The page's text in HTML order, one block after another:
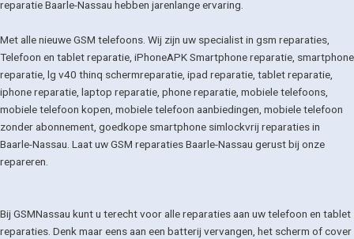
reparatie Baarle-Nassau hebben jarenlange ervaring.
Met alle nieuwe GSM telefoons. Wij zijn uw specialist in gsm reparaties,
Telefoon en tablet reparatie, iPhoneAPK Smartphone reparatie, smartphone
reparatie, lg v40 thinq schermreparatie, ipad reparatie, tablet reparatie,
iphone reparatie, laptop reparatie, phone reparatie, mobiele telefoons,
mobiele telefoon kopen, mobiele telefoon aanbiedingen, mobiele telefoon
zonder abonnement, goedkope smartphone simlockvrij reparaties in
Baarle-Nassau. Laat uw GSM reparaties Baarle-Nassau gerust bij onze
repareren.
Bij GSMNassau kunt u terecht voor alle reparaties aan uw telefoon en tablet
reparaties. Denk maar eens aan een batterij vervangen, het scherm of cover